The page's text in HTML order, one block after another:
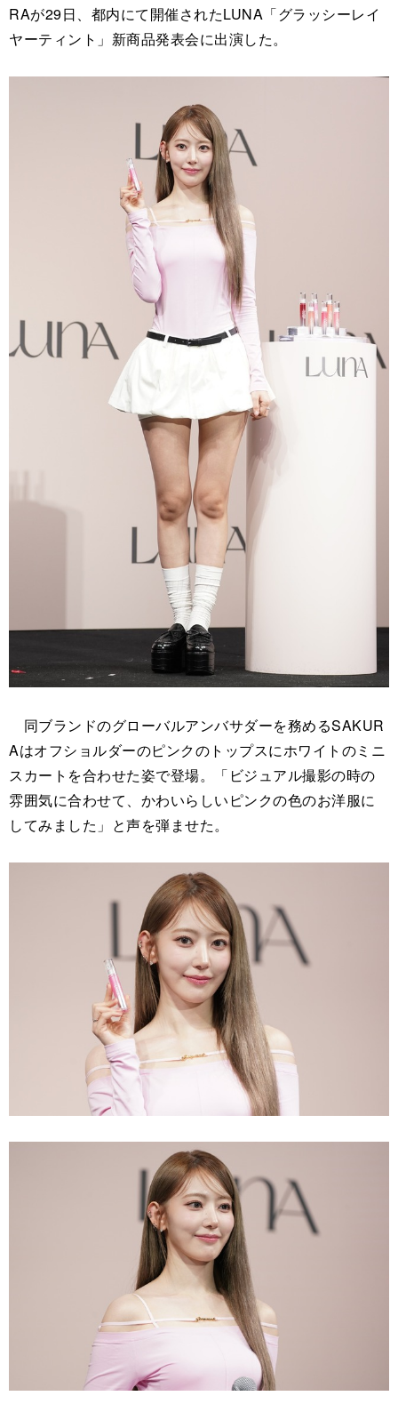
RAが29日、都内にて開催されたLUNA「グラッシーレイ
ヤーティント」新商品発表会に出演した。
同ブランドのグローバルアンバサダーを務めるSAKUR
Aはオフショルダーのピンクのトップスにホワイトのミニ
スカートを合わせた姿で登場。「ビジュアル撮影の時の
雰囲気に合わせて、かわいらしいピンクの色のお洋服に
してみました」と声を弾ませた。